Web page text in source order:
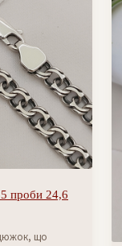
проби 24,6
що